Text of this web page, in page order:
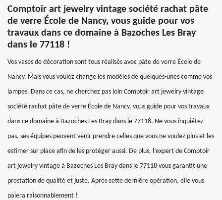
Comptoir art jewelry vintage société rachat pâte
de verre École de Nancy, vous guide pour vos
travaux dans ce domaine à Bazoches Les Bray
dans le 77118 !
Vos vases de décoration sont tous réalisés avec pâte de verre École de
Nancy. Mais vous voulez change les modèles de quelques-unes comme vos
lampes. Dans ce cas, ne cherchez pas loin Comptoir art jewelry vintage
société rachat pâte de verre École de Nancy, vous guide pour vos travaux
dans ce domaine à Bazoches Les Bray dans le 77118. Ne vous inquiétez
pas, ses équipes peuvent venir prendre celles que vous ne voulez plus et les
estimer sur place afin de les protéger aussi. De plus, l’expert de Comptoir
art jewelry vintage à Bazoches Les Bray dans le 77118 vous garantit une
prestation de qualité et juste. Après cette dernière opération, elle vous
paiera raisonnablement !